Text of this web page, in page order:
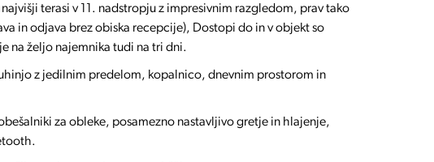
terasi v 11. nadstropju z impresivnim razgledom, prav tako
in odjava brez obiska recepcije), Dostopi do in v objekt so
na željo najemnika tudi na tri dni.
z jedilnim predelom, kopalnico, dnevnim prostorom in
za obleke, posamezno nastavljivo gretje in hlajenje,